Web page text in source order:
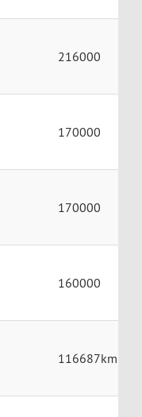
216000
170000
170000
160000
116687km